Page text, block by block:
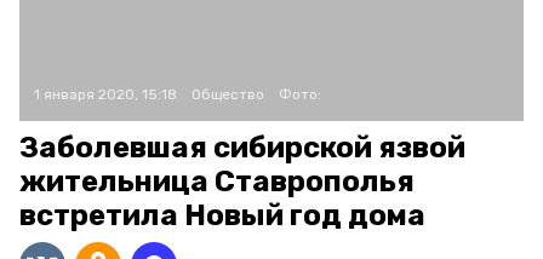
1 января 2020, 15:18 Общество Фото:
Заболевшая сибирской язвой
жительница Ставрополья
встретила Новый год дома